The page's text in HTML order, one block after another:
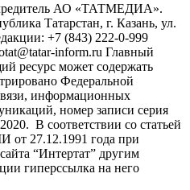
АО «ТАТМЕДИА».
Татарстан, г. Казань, ул.
+7 (843) 222-0-999
inform.ru Главный
ресурс может содержать
Федеральной
информационных
номер записи серия
В соответствии со статьей
от 27.12.1991 года при
“Интертат” другим
гиперссылка на него